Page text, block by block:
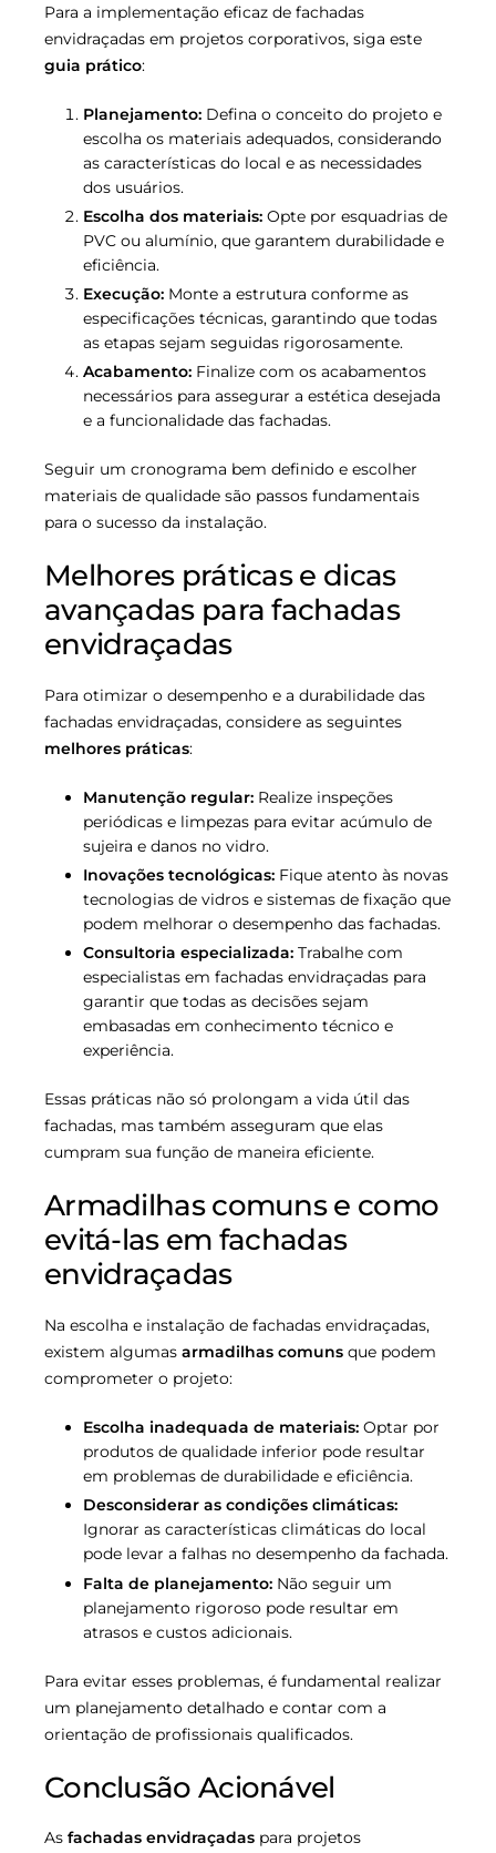
Para a implementação eficaz de fachadas
envidraçadas em projetos corporativos, siga este
guia prático:
Planejamento: Defina o conceito do projeto e
escolha os materiais adequados, considerando
as características do local e as necessidades
dos usuários.
Escolha dos materiais: Opte por esquadrias de
PVC ou alumínio, que garantem durabilidade e
eficiência.
Execução: Monte a estrutura conforme as
especificações técnicas, garantindo que todas
as etapas sejam seguidas rigorosamente.
Acabamento: Finalize com os acabamentos
necessários para assegurar a estética desejada
e a funcionalidade das fachadas.
Seguir um cronograma bem definido e escolher
materiais de qualidade são passos fundamentais
para o sucesso da instalação.
Melhores práticas e dicas
avançadas para fachadas
envidraçadas
Para otimizar o desempenho e a durabilidade das
fachadas envidraçadas, considere as seguintes
melhores práticas:
Manutenção regular: Realize inspeções
periódicas e limpezas para evitar acúmulo de
sujeira e danos no vidro.
Inovações tecnológicas: Fique atento às novas
tecnologias de vidros e sistemas de fixação que
podem melhorar o desempenho das fachadas.
Consultoria especializada: Trabalhe com
especialistas em fachadas envidraçadas para
garantir que todas as decisões sejam
embasadas em conhecimento técnico e
experiência.
Essas práticas não só prolongam a vida útil das
fachadas, mas também asseguram que elas
cumpram sua função de maneira eficiente.
Armadilhas comuns e como
evitá-las em fachadas
envidraçadas
Na escolha e instalação de fachadas envidraçadas,
existem algumas armadilhas comuns que podem
comprometer o projeto:
Escolha inadequada de materiais: Optar por
produtos de qualidade inferior pode resultar
em problemas de durabilidade e eficiência.
Desconsiderar as condições climáticas:
Ignorar as características climáticas do local
pode levar a falhas no desempenho da fachada.
Falta de planejamento: Não seguir um
planejamento rigoroso pode resultar em
atrasos e custos adicionais.
Para evitar esses problemas, é fundamental realizar
um planejamento detalhado e contar com a
orientação de profissionais qualificados.
Conclusão Acionável
As fachadas envidraçadas para projetos